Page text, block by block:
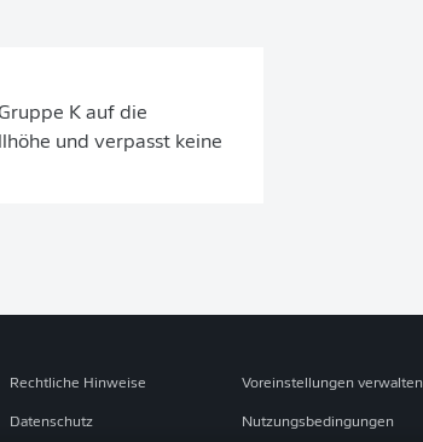
K auf die
und verpasst keine
Rechtliche Hinweise Voreinstellungen verwalten
Datenschutz Nutzungsbedingungen